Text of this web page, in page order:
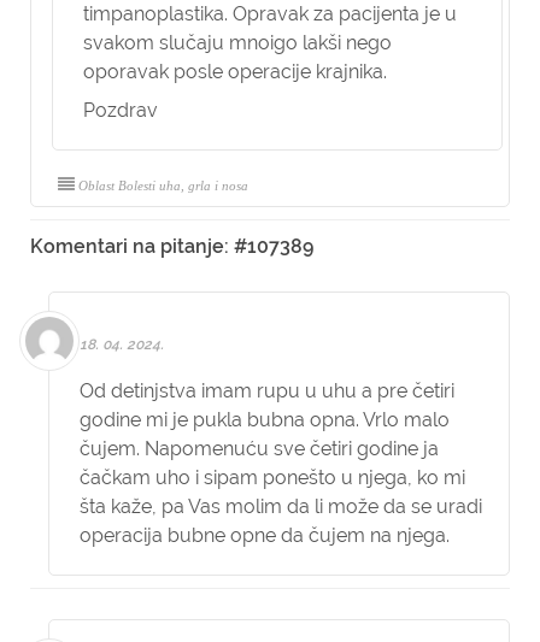
timpanoplastika. Opravak za pacijenta je u
svakom slučaju mnoigo lakši nego
oporavak posle operacije krajnika.
Pozdrav
Oblast Bolesti uha, grla i nosa
Komentari na pitanje: #107389
18. 04. 2024.
Od detinjstva imam rupu u uhu a pre četiri
godine mi je pukla bubna opna. Vrlo malo
čujem. Napomenuću sve četiri godine ja
čačkam uho i sipam ponešto u njega, ko mi
šta kaže, pa Vas molim da li može da se uradi
operacija bubne opne da čujem na njega.